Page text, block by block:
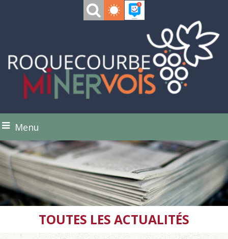
Menu
TOUTES LES ACTUALITÉS